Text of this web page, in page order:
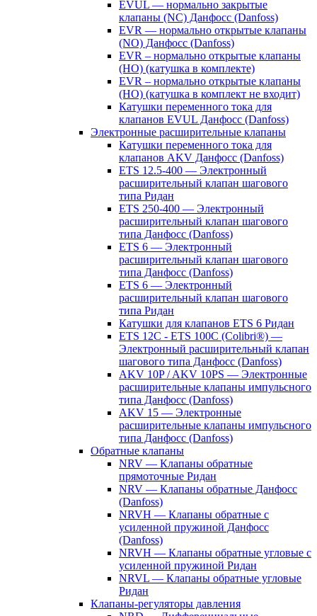
EVUL — нормально закрытые
клапаны (NC) Данфосс (Danfoss)
EVR — нормально открытые клапаны
(NO) Данфосс (Danfoss)
EVR – нормально открытые клапаны
(НО) (катушка в комплекте)
EVR – нормально открытые клапаны
(НО) (катушка в комплект не входит)
Катушки переменного тока для
клапанов EVUL Данфосс (Danfoss)
Электронные расширительные клапаны
Катушки переменного тока для
клапанов AKV Данфосс (Danfoss)
ETS 12.5-400 — Электронный
расширительный клапан шагового
типа Ридан
ETS 250-400 — Электронный
расширительный клапан шагового
типа Данфосс (Danfoss)
ETS 6 — Электронный
расширительный клапан шагового
типа Данфосс (Danfoss)
ETS 6 — Электронный
расширительный клапан шагового
типа Ридан
Катушки для клапанов ETS 6 Ридан
ETS 12C - ETS 100C (Colibri®) —
Электронный расширительный клапан
шагового типа Данфосс (Danfoss)
AKV 10P / AKV 10PS — Электронные
расширительные клапаны импульсного
типа Данфосс (Danfoss)
AKV 15 — Электронные
расширительные клапаны импульсного
типа Данфосс (Danfoss)
Обратные клапаны
NRV — Клапаны обратные
прямоточные Ридан
NRV — Клапаны обратные Данфосс
(Danfoss)
NRVH — Клапаны обратные с
усиленной пружиной Данфосс
(Danfoss)
NRVH — Клапаны обратные угловые с
усиленной пружиной Ридан
NRVL — Клапаны обратные угловые
Ридан
Клапаны-регуляторы давления